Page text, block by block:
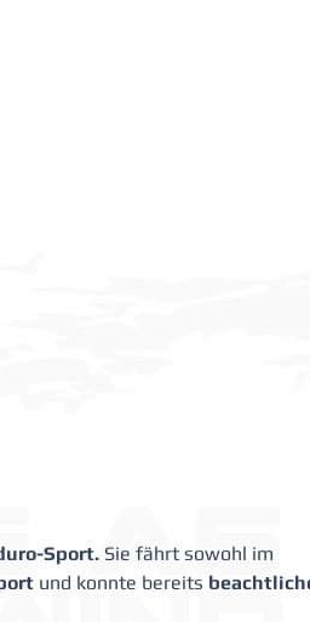
Sport. Sie fährt sowohl im
und konnte bereits